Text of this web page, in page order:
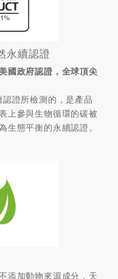
永續認證
國政府認證，全球頂尖
證所檢測的，是產品
上參與生物循環的碳被
生態平衡的永續認證。
添加動物來源成分，天